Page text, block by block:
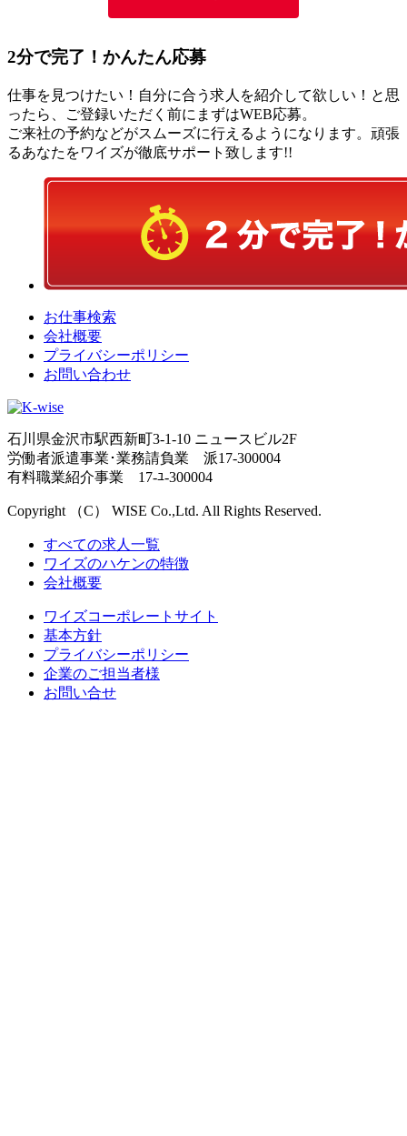
2分で完了！かんたん応募
仕事を見つけたい！自分に合う求人を紹介して欲しい！と思
ったら、ご登録いただく前にまずはWEB応募。
ご来社の予約などがスムーズに行えるようになります。頑張
るあなたをワイズが徹底サポート致します!!
お仕事検索
会社概要
プライバシーポリシー
お問い合わせ
石川県金沢市駅西新町3-1-10 ニュースビル2F
労働者派遣事業･業務請負業 派17-300004
有料職業紹介事業 17-ﾕ-300004
Copyright （C） WISE Co.,Ltd. All Rights Reserved.
すべての求人一覧
ワイズのハケンの特徴
会社概要
ワイズコーポレートサイト
基本方針
プライバシーポリシー
企業のご担当者様
お問い合せ